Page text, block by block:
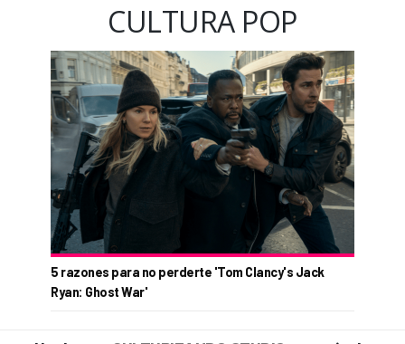
CULTURA POP
5 razones para no perderte 'Tom Clancy's Jack
Ryan: Ghost War'